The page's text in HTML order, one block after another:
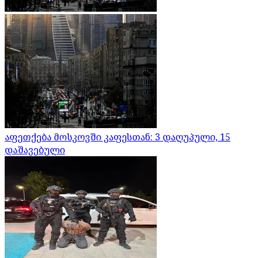
აფეთქება მოსკოვში კაფესთან: 3 დაღუპული, 15
დაშავებული